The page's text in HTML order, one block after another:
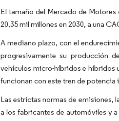
El tamaño del Mercado de Motores
20,35 mil millones en 2030, a una
A mediano plazo, con el
progresivamente su producción
vehículos micro-híbridos e híbridos
funcionan con este tren de potencia
Las estrictas normas de emisiones,
a los fabricantes de automóviles y